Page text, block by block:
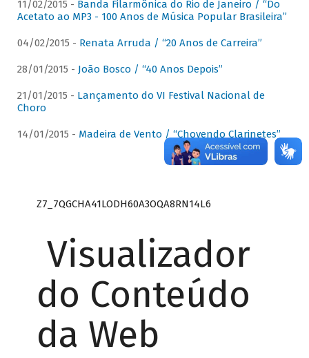
11/02/2015 - Banda Filarmônica do Rio de Janeiro / “Do
Acetato ao MP3 - 100 Anos de Música Popular Brasileira”
04/02/2015 - Renata Arruda / “20 Anos de Carreira”
28/01/2015 - João Bosco / “40 Anos Depois”
21/01/2015 - Lançamento do VI Festival Nacional de
Choro
14/01/2015 - Madeira de Vento / “Chovendo Clarinetes”
Z7_7QGCHA41LODH60A3OQA8RN14L6
Visualizador
do Conteúdo
da Web